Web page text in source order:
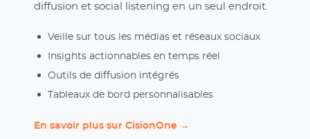
diffusion et social listening en un seul endroit.
Veille sur tous les médias et réseaux sociaux
Insights actionnables en temps réel
Outils de diffusion intégrés
Tableaux de bord personnalisables
En savoir plus sur CisionOne →